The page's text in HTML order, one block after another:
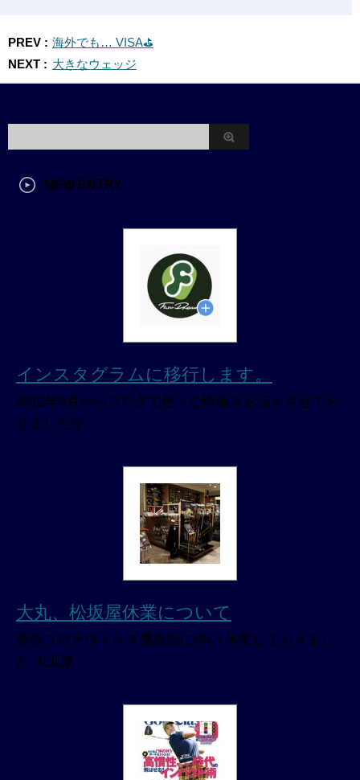
PREV : 海外でも… VISA⛳️
NEXT : 大きなウェッジ
NEW ENTRY
インスタグラムに移行します。
2011年9月からブログで色々な情報をお伝えさせてお
りましたが、
大丸、松坂屋休業について
新型コロナウイルス感染症に伴い 休業しておりまし
た 大丸東